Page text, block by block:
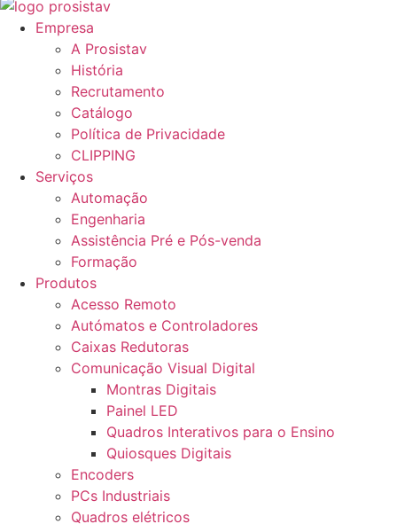
Empresa
A Prosistav
História
Recrutamento
Catálogo
Política de Privacidade
CLIPPING
Serviços
Automação
Engenharia
Assistência Pré e Pós-venda
Formação
Produtos
Acesso Remoto
Autómatos e Controladores
Caixas Redutoras
Comunicação Visual Digital
Montras Digitais
Painel LED
Quadros Interativos para o Ensino
Quiosques Digitais
Encoders
PCs Industriais
Quadros elétricos